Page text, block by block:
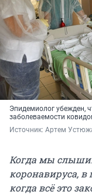
Эпидемиолог убежден,
заболеваемости
Источник: Артем
Когда мы
коронавируса, в
когда всё это